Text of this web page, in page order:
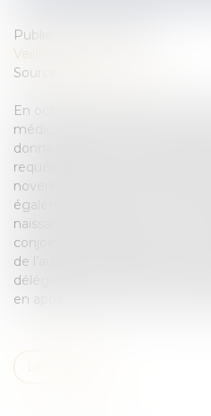
Publié le :
Veille juridique
Source :
En octobre 1998, après avoir
médicalement assistée en
donna naissance à une fille El.
requérantes, de nationalité
novembre 2003, la seconde
également bénéficié d’une
naissance à un garçon Es. En
conjointement le juge d’une
de l’autorité parentale sur les
délégation d’autorité
en appel et leur pourvoi en